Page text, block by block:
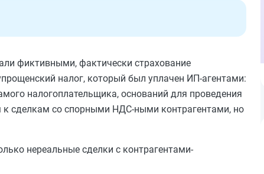
фиктивными, фактически страхование
налог, который был уплачен ИП-агентами:
налогоплательщика, оснований для проведения
к сделкам со спорными НДС-ными контрагентами, но
нереальные сделки с контрагентами-